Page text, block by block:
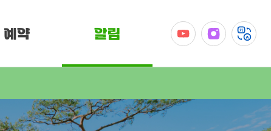
예약 알림